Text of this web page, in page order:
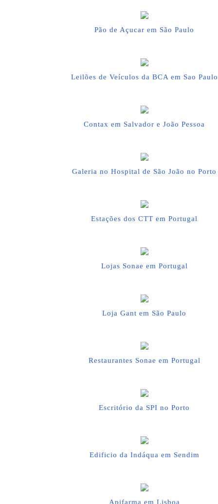
Pão de Açucar em São Paulo
Leilões de Veículos da BCA em Sao Paulo
Contax em Salvador e João Pessoa
Galeria no Hospital de São João no Porto
Estações dos CTT em Portugal
Lojas Sonae em Portugal
Loja Gant em São Paulo
Restaurantes Sonae em Portugal
Escritório da SPI no Porto
Edificio da Indáqua em Sendim
Apifarma em Lisboa